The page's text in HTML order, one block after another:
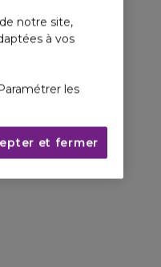
notre site,
à vos
les
et fermer